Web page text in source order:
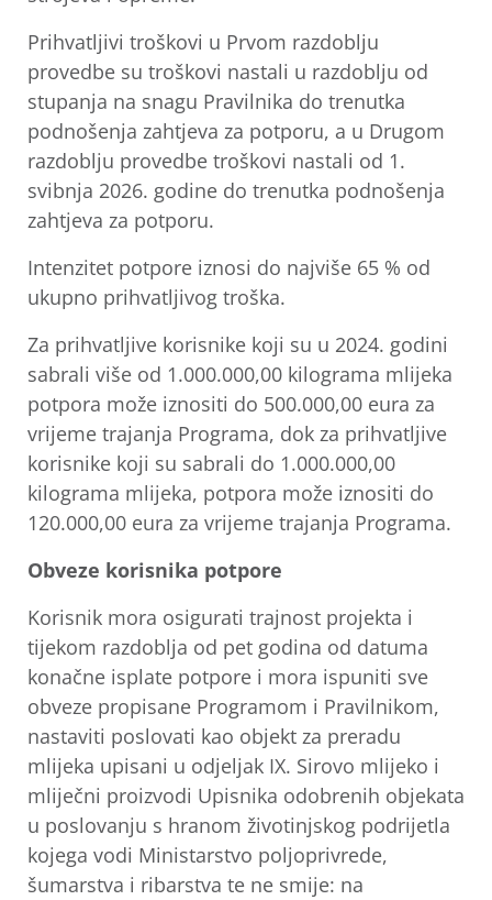
Prihvatljivi troškovi u Prvom razdoblju
provedbe su troškovi nastali u razdoblju od
stupanja na snagu Pravilnika do trenutka
podnošenja zahtjeva za potporu, a u Drugom
razdoblju provedbe troškovi nastali od 1.
svibnja 2026. godine do trenutka podnošenja
zahtjeva za potporu.
Intenzitet potpore iznosi do najviše 65 % od
ukupno prihvatljivog troška.
Za prihvatljive korisnike koji su u 2024. godini
sabrali više od 1.000.000,00 kilograma mlijeka
potpora može iznositi do 500.000,00 eura za
vrijeme trajanja Programa, dok za prihvatljive
korisnike koji su sabrali do 1.000.000,00
kilograma mlijeka, potpora može iznositi do
120.000,00 eura za vrijeme trajanja Programa.
Obveze korisnika potpore
Korisnik mora osigurati trajnost projekta i
tijekom razdoblja od pet godina od datuma
konačne isplate potpore i mora ispuniti sve
obveze propisane Programom i Pravilnikom,
nastaviti poslovati kao objekt za preradu
mlijeka upisani u odjeljak IX. Sirovo mlijeko i
mliječni proizvodi Upisnika odobrenih objekata
u poslovanju s hranom životinjskog podrijetla
kojega vodi Ministarstvo poljoprivrede,
šumarstva i ribarstva te ne smije: na